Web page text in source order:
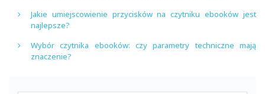
Jakie umiejscowienie przycisków na czytniku ebooków jest
najlepsze?
Wybór czytnika ebooków: czy parametry techniczne mają
znaczenie?